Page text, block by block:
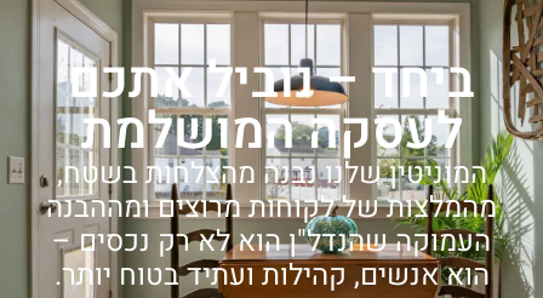
ביחד – נוביל אתכם
לעסקה המושלמת
המוניטין שלנו נבנה מהצלחות בשטח,
מהמלצות של לקוחות מרוצים ומההבנה
העמוקה שהנדל"ן הוא לא רק נכסים –
הוא אנשים, קהילות ועתיד בטוח יותר.